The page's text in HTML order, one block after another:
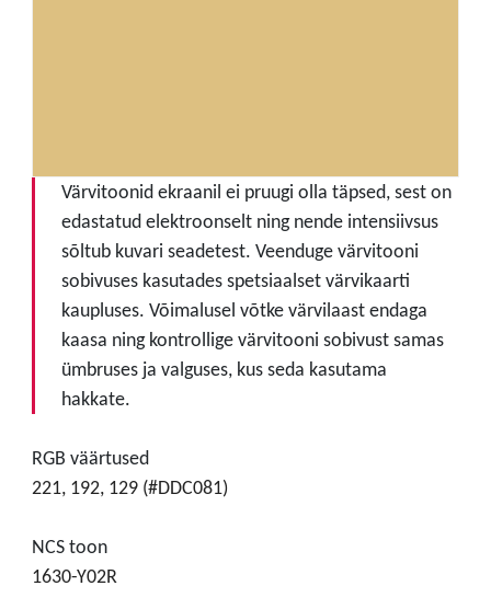
Värvitoonid ekraanil ei pruugi olla täpsed, sest on
edastatud elektroonselt ning nende intensiivsus
sõltub kuvari seadetest. Veenduge värvitooni
sobivuses kasutades spetsiaalset värvikaarti
kaupluses. Võimalusel võtke värvilaast endaga
kaasa ning kontrollige värvitooni sobivust samas
ümbruses ja valguses, kus seda kasutama
hakkate.
RGB väärtused
221, 192, 129 (#DDC081)
NCS toon
1630-Y02R